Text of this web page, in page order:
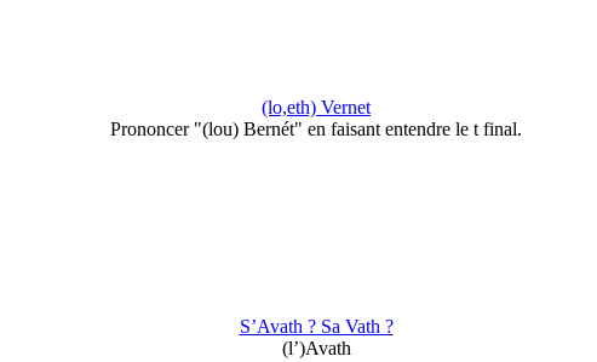
(lo,eth) Vernet
Prononcer "(lou) Bernét" en faisant entendre le t final.
S’Avath ? Sa Vath ?
(l’)Avath